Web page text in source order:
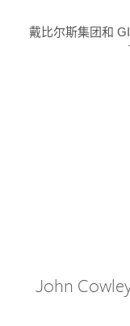
戴比尔斯集团和
John